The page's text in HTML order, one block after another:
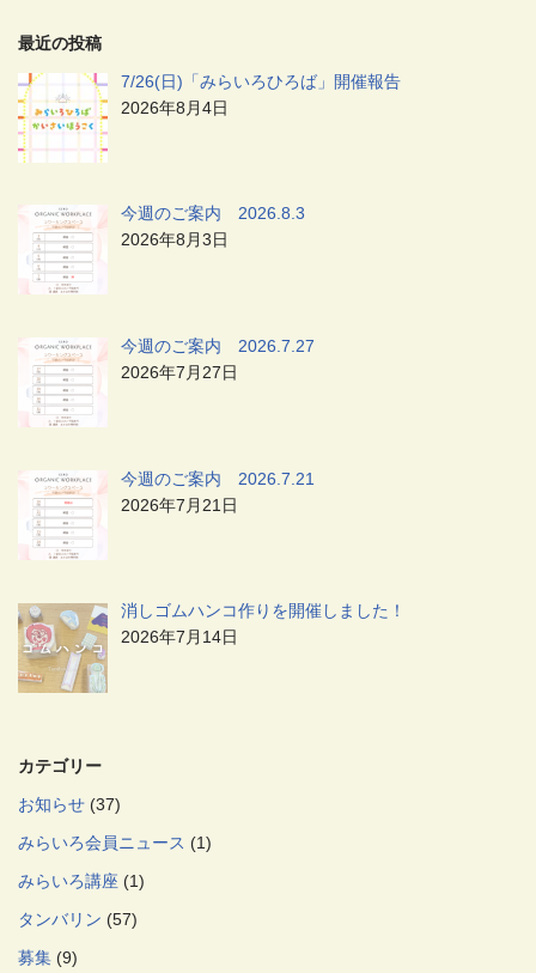
最近の投稿
7/26(日)「みらいろひろば」開催報告
2026年8月4日
今週のご案内 2026.8.3
2026年8月3日
今週のご案内 2026.7.27
2026年7月27日
今週のご案内 2026.7.21
2026年7月21日
消しゴムハンコ作りを開催しました！
2026年7月14日
カテゴリー
お知らせ (37)
みらいろ会員ニュース (1)
みらいろ講座 (1)
タンバリン (57)
募集 (9)